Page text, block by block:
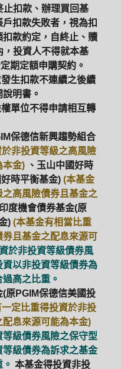
止扣款、辦理買回基
扣款失敗者，視為扣
款約定，自終止、贖
，投資人不得就本基
期定額申購契約。
生扣款不連續之後續
明書。
單位不得申請相互轉
保德信新興趨勢組合
非投資等級之高風險
本金) 、玉山中國好時
時平衡基金) (本基金
高風險債券且基金之
度機會債券基金(原
) (本基金有相當比重
且基金之配息來源可
於非投資等級債券風
以非投資等級債券為
高之比重。
原PGIM保德信美國投
定比重得投資於非投
息來源可能為本金)
級債券風險之保守型
級債券為訴求之基金
本基金得投資非投